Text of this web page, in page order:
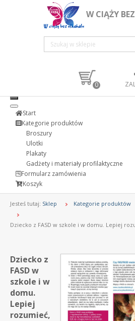
W CIĄŻY
0
Start
Kategorie produktów
Broszury
Ulotki
Plakaty
Gadżety i materiały profilaktyczne
Formularz zamówienia
Koszyk
Jesteś tutaj: Sklep Kategorie produktów
Dziecko z FASD w szkole i w domu. Lepiej
Dziecko z
FASD w
szkole i w
domu.
Lepiej
rozumieć,